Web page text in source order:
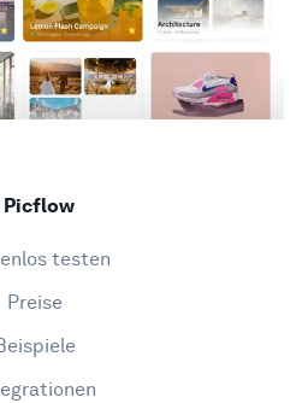
Picflow
testen
Preise